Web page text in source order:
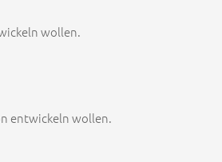
wollen.
entwickeln wollen.